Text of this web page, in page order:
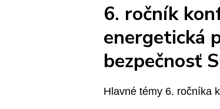
6. ročník
energetická
bezpečnosť
Hlavné témy 6. ročníka